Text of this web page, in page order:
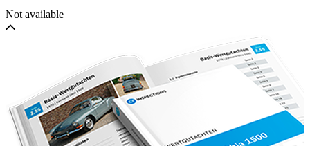
Not available